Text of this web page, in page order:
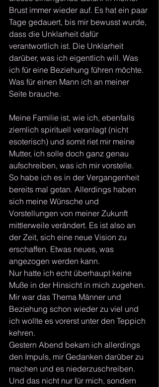
Brust immer wieder auf. Es hat ein paar
Tage gedauert, bis mir bewusst wurde,
dass die Unklarheit dafür
verantwortlich ist. Die Unklarheit
darüber, was ich eigentlich will. Was
ich für eine Beziehung führen möchte.
Was für einen Mann ich an meiner
Seite brauche.
Meine Familie ist, wie ich, ebenfalls
ziemlich spirituell veranlagt (nicht
esoterisch) und somit riet mir meine
Mutter, ich solle doch ganz genau
aufschreiben, was ich mir vorstelle.
So habe ich es in der Vergangenheit
bereits mal getan. Allerdings haben
sich meine Wünsche und
Vorstellungen von meiner Zukunft
mittlerweile verändert. Es ist also an
der Zeit, sich eine neue Vision zu
erschaffen. Etwas neues, was
angezogen werden kann.
Nur hatte ich echt überhaupt keine
Muße in der Hinsicht in mich zugehen.
Mir war das Thema Männer und
Beziehung schon wieder zu viel und
ich wollte es vorerst unter den Teppich
kehren.
Gestern Abend bekam ich allerdings
den Impuls, mir Gedanken darüber zu
machen und es niederzuschreiben.
Und das nicht nur für mich, sondern